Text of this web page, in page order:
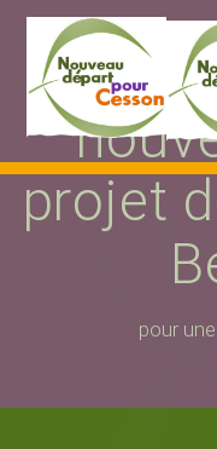
projet
pour